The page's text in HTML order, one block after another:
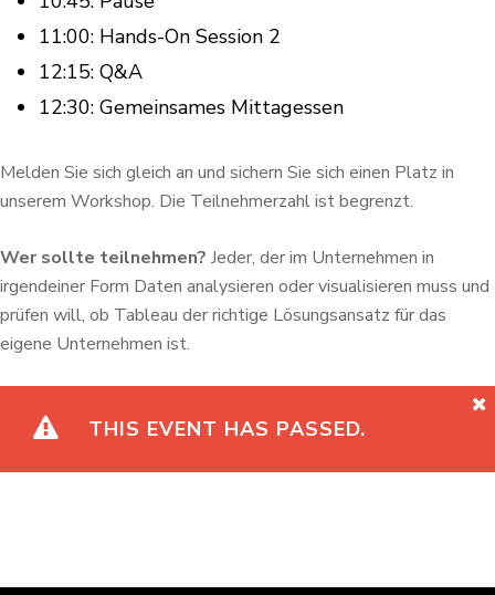
11:00: Hands-On Session 2
12:15: Q&A
12:30: Gemeinsames Mittagessen
Melden Sie sich gleich an und sichern Sie sich einen Platz in
unserem Workshop. Die Teilnehmerzahl ist begrenzt.
Wer sollte teilnehmen? Jeder, der im Unternehmen in
irgendeiner Form Daten analysieren oder visualisieren muss und
prüfen will, ob Tableau der richtige Lösungsansatz für das
eigene Unternehmen ist.
THIS EVENT HAS PASSED.